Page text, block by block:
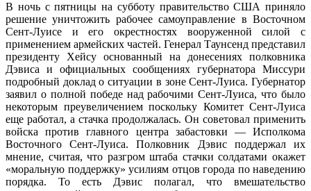
В ночь с пятницы на субботу правительство США приняло
решение уничтожить рабочее самоуправление в Восточном
Сент-Луисе и его окрестностях вооруженной силой с
применением армейских частей. Генерал Таунсенд представил
президенту Хейсу основанный на донесениях полковника
Дэвиса и официальных сообщениях губернатора Миссури
подробный доклад о ситуации в зоне Сент-Луиса. Губернатор
заявил о полной победе над рабочими Сент-Луиса, что было
некоторым преувеличением поскольку Комитет Сент-Луиса
еще работал, а стачка продолжалась. Он советовал применить
войска против главного центра забастовки — Исполкома
Восточного Сент-Луиса. Полковник Дэвис поддержал их
мнение, считая, что разгром штаба стачки солдатами окажет
«моральную поддержку» усилиям отцов города по наведению
порядка. То есть Дэвис полагал, что вмешательство